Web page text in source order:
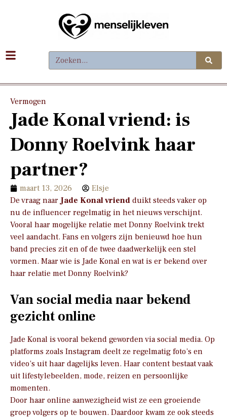
Vermogen
Jade Konal vriend: is
Donny Roelvink haar
partner?
maart 13, 2026
Elsje
De vraag naarJade Konal vriend duikt steeds vaker op
nu de influencer regelmatig in het nieuws verschijnt.
Vooral haar mogelijke relatie met Donny Roelvink trekt
veel aandacht. Fans en volgers zijn benieuwd hoe hun
band precies zit en of de twee daadwerkelijk een stel
vormen. Maar wie is Jade Konal en wat is er bekend over
haar relatie met Donny Roelvink?
Van social media naar bekend
gezicht online
Jade Konal is vooral bekend geworden via social media. Op
platforms zoals Instagram deelt ze regelmatig foto’s en
video’s uit haar dagelijks leven. Haar content bestaat vaak
uit lifestylebeelden, mode, reizen en persoonlijke
momenten.
Door haar online aanwezigheid wist ze een groeiende
groep volgers op te bouwen. Daardoor kwam ze ook steeds